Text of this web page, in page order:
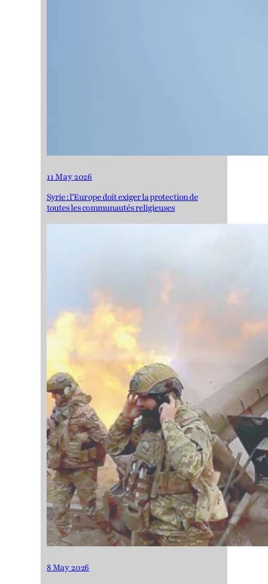
11 May 2026
Syrie : l’Europe doit exiger la protection de
toutes les communautés religieuses
8 May 2026